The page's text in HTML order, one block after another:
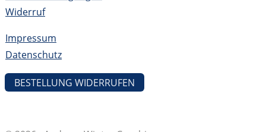
Widerruf
Impressum
Datenschutz
BESTELLUNG WIDERRUFEN